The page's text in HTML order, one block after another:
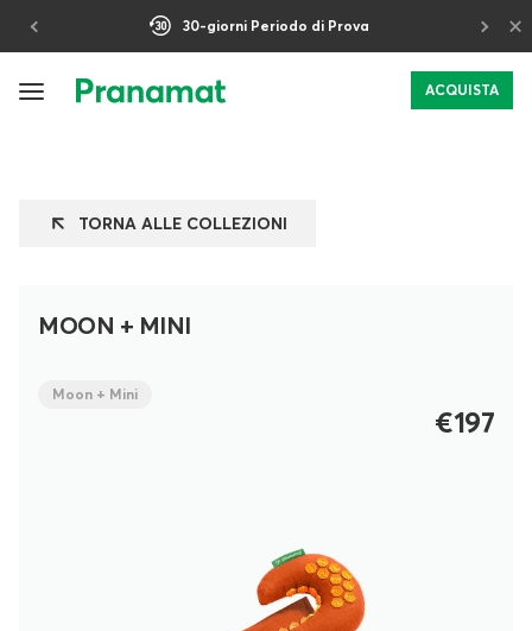
5 anni di Garanzia ×
ACQUISTA
TORNA ALLE COLLEZIONI
MOON + MINI
Moon + Mini
€197